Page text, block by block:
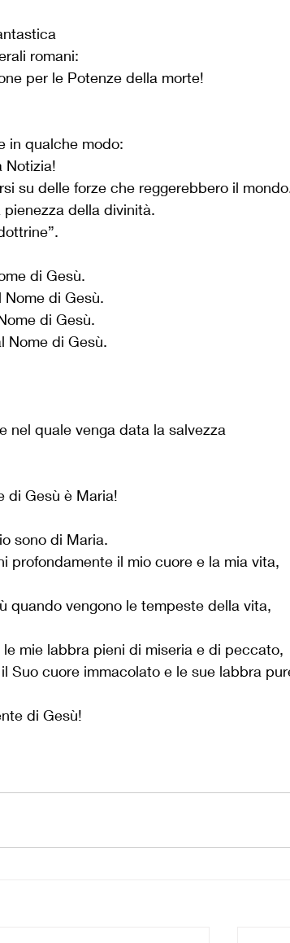
romani:
per le Potenze della morte!
in qualche modo:
Notizia!
su delle forze che reggerebbero il
della divinità.
di Gesù.
di Gesù.
di Gesù.
Nome di Gesù.
nel quale venga data la salvezza
di Gesù è Maria!
sono di Maria.
profondamente il mio cuore e la mia vita,
quando vengono le tempeste della vita,
mie labbra pieni di miseria e di peccato,
Suo cuore immacolato e le sue labbra
di Gesù!